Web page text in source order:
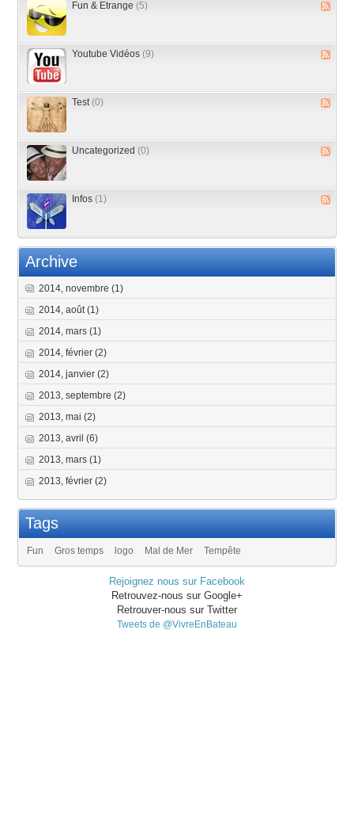
Fun & Etrange (5)
Youtube Vidéos (9)
Test (0)
Uncategorized (0)
Infos (1)
Archive
2014, novembre(1)
2014, août(1)
2014, mars(1)
2014, février(2)
2014, janvier(2)
2013, septembre(2)
2013, mai(2)
2013, avril(6)
2013, mars(1)
2013, février(2)
Tags
Fun Gros temps logo Mal de Mer Tempête
Rejoignez nous sur Facebook
Retrouvez-nous sur Google+
Retrouver-nous sur Twitter
Tweets de @VivreEnBateau